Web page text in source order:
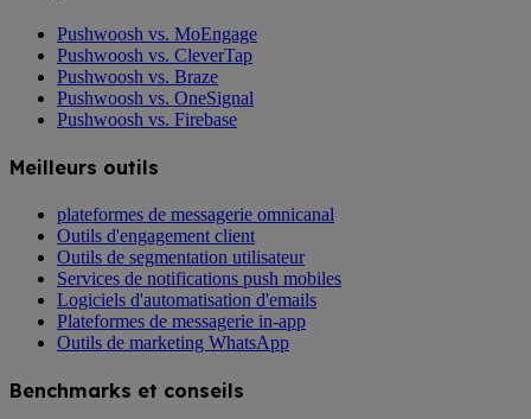
Pushwoosh vs. MoEngage
Pushwoosh vs. CleverTap
Pushwoosh vs. Braze
Pushwoosh vs. OneSignal
Pushwoosh vs. Firebase
Meilleurs outils
plateformes de messagerie omnicanal
Outils d'engagement client
Outils de segmentation utilisateur
Services de notifications push mobiles
Logiciels d'automatisation d'emails
Plateformes de messagerie in-app
Outils de marketing WhatsApp
Benchmarks et conseils